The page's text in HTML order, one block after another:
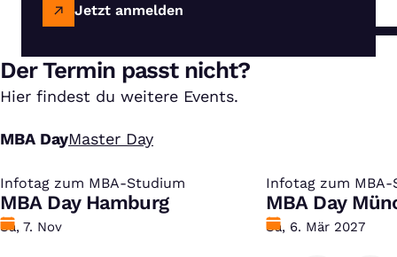
Jetzt anmelden
Der Termin passt nicht?
Hier findest du weitere Events.
MBA DayMaster Day
Infotag zum MBA-Studium
:
MBA Day Hamburg
Datum
Sa, 7. Nov
Infotag zum
:
MBA Day
Datum
Sa, 6. Mär 2027